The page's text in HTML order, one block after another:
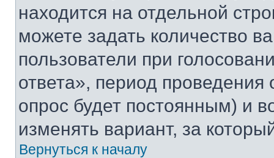
находится на отдельной
можете задать количество
пользователи при
ответа», период проведения
опрос будет постоянным) и
изменять вариант, за
Вернуться к началу